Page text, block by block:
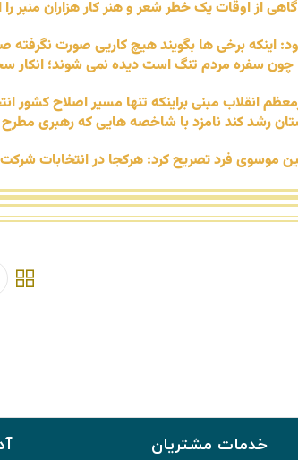
از اوقات یک خطر شعر و هنر کار هزاران
اینکه برخی ها بگویند هیچ کاریی صورت
سفره مردم تنگ است دیده نمی شوند؛ انکار
انقلاب مبنی براینکه تنها مسیر اصلاح
رشد کند نامزد با شاخصه هایی که رهبری
موسوی فرد تصریح کرد: ‌هرکجا در انتخابات
خدمات مشتریان